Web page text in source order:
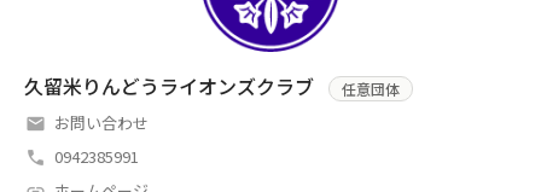
久留米りんどうライオンズクラブ 任意団体
お問い合わせ
0942385991